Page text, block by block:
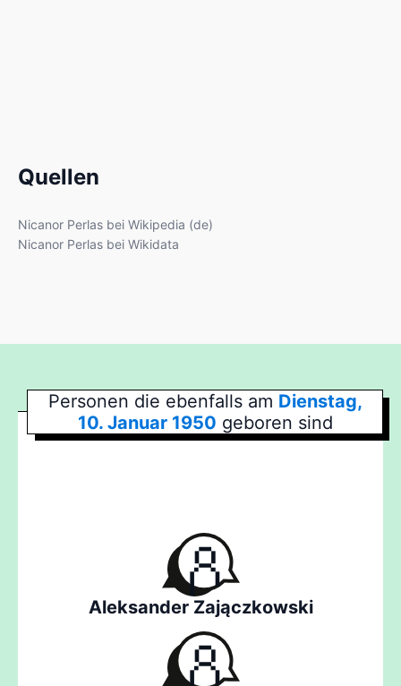
Quellen
Nicanor Perlas bei Wikipedia (de)
Nicanor Perlas bei Wikidata
Personen die ebenfalls am Dienstag,
10. Januar 1950 geboren sind
Aleksander Zajączkowski